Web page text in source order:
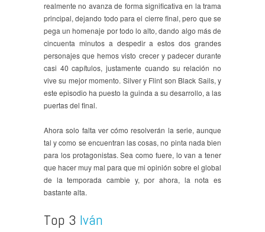
realmente no avanza de forma significativa en la trama
principal, dejando todo para el cierre final, pero que se
pega un homenaje por todo lo alto, dando algo más de
cincuenta minutos a despedir a estos dos grandes
personajes que hemos visto crecer y padecer durante
casi 40 capítulos, justamente cuando su relación no
vive su mejor momento. Silver y Flint son Black Sails, y
este episodio ha puesto la guinda a su desarrollo, a las
puertas del final.
Ahora solo falta ver cómo resolverán la serie, aunque
tal y como se encuentran las cosas, no pinta nada bien
para los protagonistas. Sea como fuere, lo van a tener
que hacer muy mal para que mi opinión sobre el global
de la temporada cambie y, por ahora, la nota es
bastante alta.
Top 3 Iván